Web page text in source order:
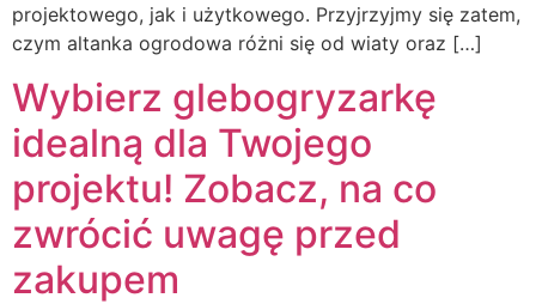
projektowego, jak i użytkowego. Przyjrzyjmy się zatem,
czym altanka ogrodowa różni się od wiaty oraz […]
Wybierz glebogryzarkę
idealną dla Twojego
projektu! Zobacz, na co
zwrócić uwagę przed
zakupem